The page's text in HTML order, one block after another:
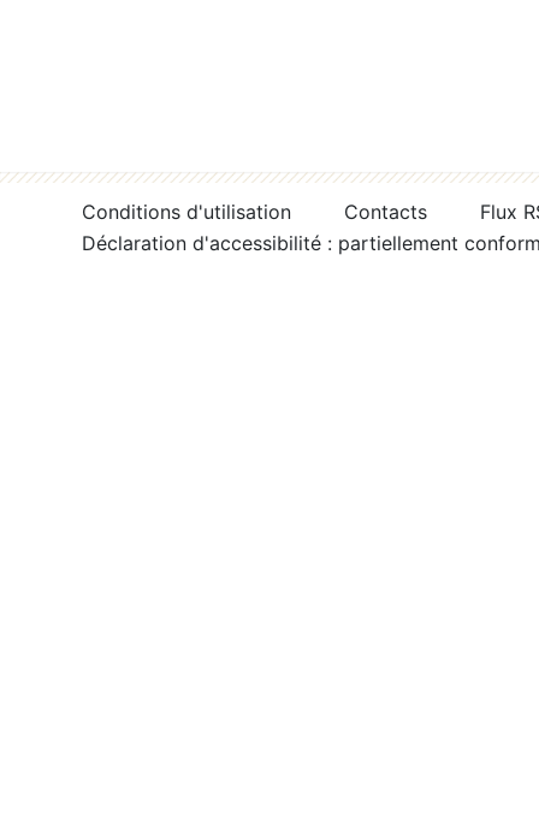
Conditions d'utilisation Contacts
Flux
Déclaration d'accessibilité : partiellement